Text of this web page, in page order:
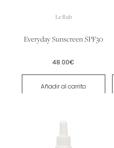
Le Rub
Everyday Sunscreen SPF30
48.00€
Añadir al carrito